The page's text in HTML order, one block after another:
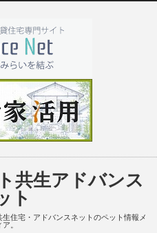
共生アドバンス
ト
住宅・アドバンスネットのペット情報メ
。